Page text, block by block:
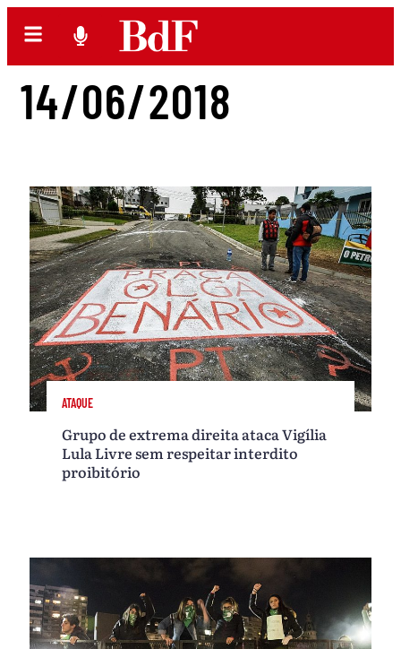
14/06/2018
ATAQUE
Grupo de extrema direita ataca Vigília
Lula Livre sem respeitar interdito
proibitório